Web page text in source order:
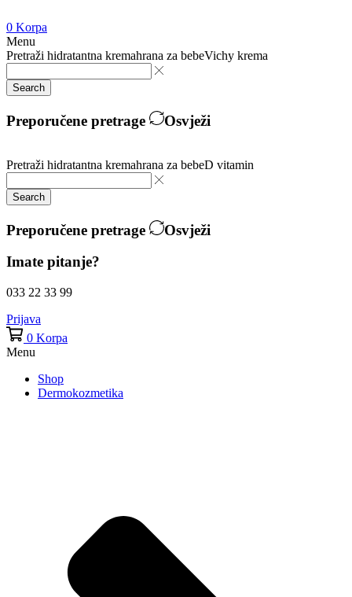
0 Korpa
Menu
Pretraži hidratantna kremahrana za bebeVichy krema
Search
Preporučene pretrage Osvježi
Pretraži hidratantna kremahrana za bebeD vitamin
Search
Preporučene pretrage
Osvježi
Imate pitanje?
033 22 33 99
Prijava
0 Korpa
Menu
Shop
Dermokozmetika